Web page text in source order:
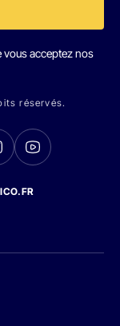
acceptez nos
réservés.